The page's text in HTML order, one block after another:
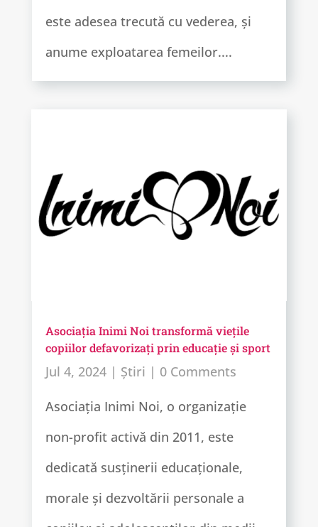
este adesea trecută cu vederea, și
anume exploatarea femeilor....
Asociația Inimi Noi transformă viețile
copiilor defavorizați prin educație și sport
Jul 4, 2024| Știri | 0 Comments
Asociația Inimi Noi, o organizație
non-profit activă din 2011, este
dedicată susținerii educaționale,
morale și dezvoltării personale a